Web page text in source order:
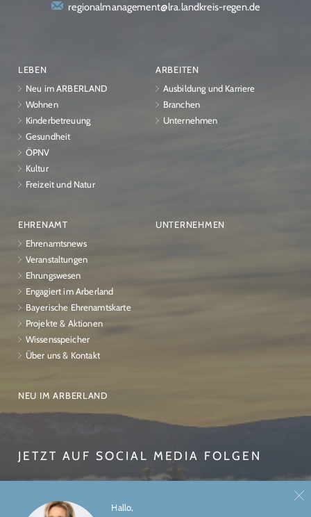
Hallo,
regionalmanagement@lra.landkreis-regen.de
LEBEN
Neu im ARBERLAND
Wohnen
Kinderbetreuung
Gesundheit
ÖPNV
Kultur
Freizeit und Natur
ARBEITEN
Ausbildung und Karriere
Branchen
Unternehmen
EHRENAMT
Ehrenamtsnews
Veranstaltungen
Ehrungswesen
Engagiert im Arberland
Bayerische Ehrenamtskarte
Projekte & Aktionen
Wissensspeicher
Über uns & Kontakt
UNTERNEHMEN
NEU IM ARBERLAND
JETZT AUF SOCIAL MEDIA FOLGEN